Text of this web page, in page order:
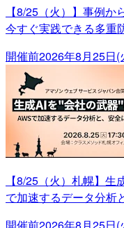
【8/25（火）】事例
今すぐ実践できる多重
開催前2026年8月25日(
【8/25（火）札幌】生
で加速するデータ分析
開催前2026年8月25日(